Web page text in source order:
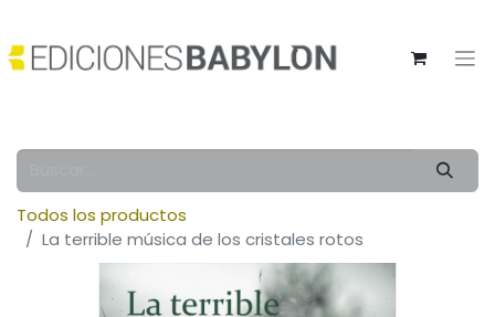
Todos los productos
La terrible música de los cristales rotos